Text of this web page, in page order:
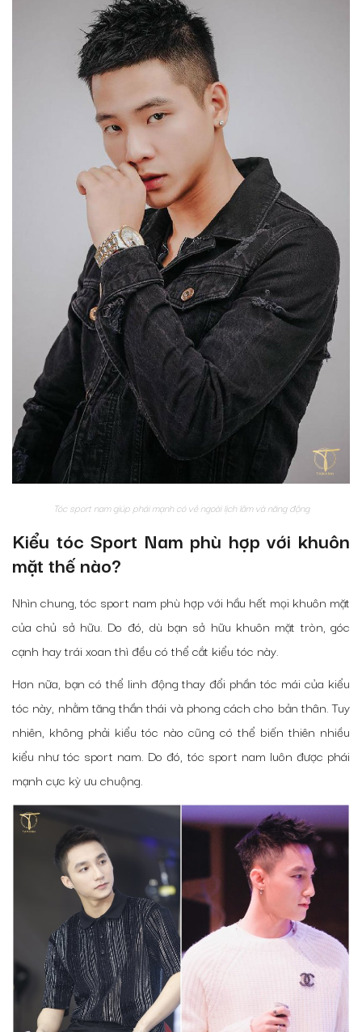
Tóc sport nam giúp phái mạnh có vẻ ngoài lịch lãm và năng động
Kiểu tóc Sport Nam phù hợp với khuôn
mặt thế nào?
Nhìn chung, tóc sport nam phù hợp với hầu hết mọi khuôn mặt
của chủ sở hữu. Do đó, dù bạn sở hữu khuôn mặt tròn, góc
cạnh hay trái xoan thì đều có thể cắt kiểu tóc này.
Hơn nữa, bạn có thể linh động thay đổi phần tóc mái của kiểu
tóc này, nhằm tăng thần thái và phong cách cho bản thân. Tuy
nhiên, không phải kiểu tóc nào cũng có thể biến thiên nhiều
kiểu như tóc sport nam. Do đó, tóc sport nam luôn được phái
mạnh cực kỳ ưu chuộng.